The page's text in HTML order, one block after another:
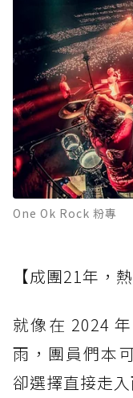
One Ok Rock 粉專
【成團21年，
就像在 2024
雨，團員們本
卻選擇直接走